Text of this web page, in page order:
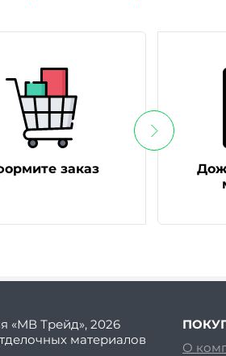
заказ
«МВ Трейд», 2026
материалов
О